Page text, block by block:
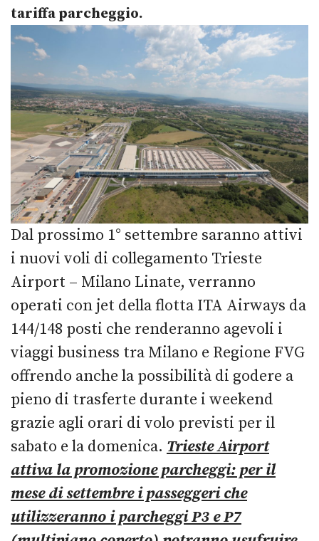
tariffa parcheggio.
Dal prossimo 1° settembre saranno attivi
i nuovi voli di collegamento Trieste
Airport – Milano Linate, verranno
operati con jet della flotta ITA Airways da
144/148 posti che renderanno agevoli i
viaggi business tra Milano e Regione FVG
offrendo anche la possibilità di godere a
pieno di trasferte durante i weekend
grazie agli orari di volo previsti per il
sabato e la domenica. Trieste Airport
attiva la promozione parcheggi: per il
mese di settembre i passeggeri che
utilizzeranno i parcheggi P3 e P7